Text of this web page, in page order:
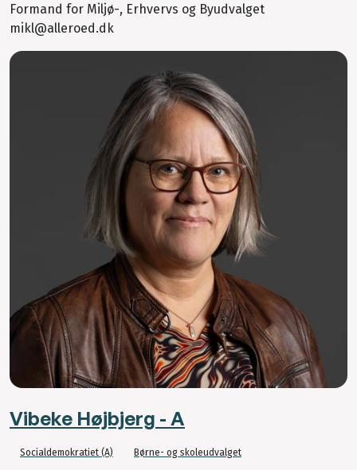
Formand for Miljø-, Erhvervs og Byudvalget
mikl@alleroed.dk
Vibeke Højbjerg - A
Socialdemokratiet (A) Børne- og skoleudvalget